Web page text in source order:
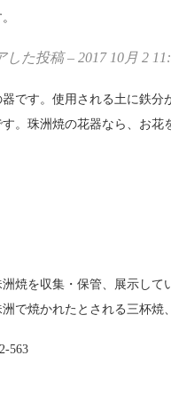
た投稿 – 2017 10月 2
です。使用される土に鉄
。珠洲焼の花器なら、お花
焼を収集・保管、展示し
で焼かれたとされる三杯焼
563